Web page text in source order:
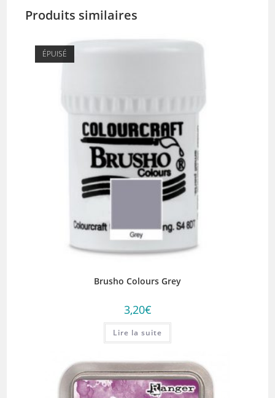
Produits similaires
ÉPUISÉ
Brusho Colours Grey
3,20€
Lire la suite